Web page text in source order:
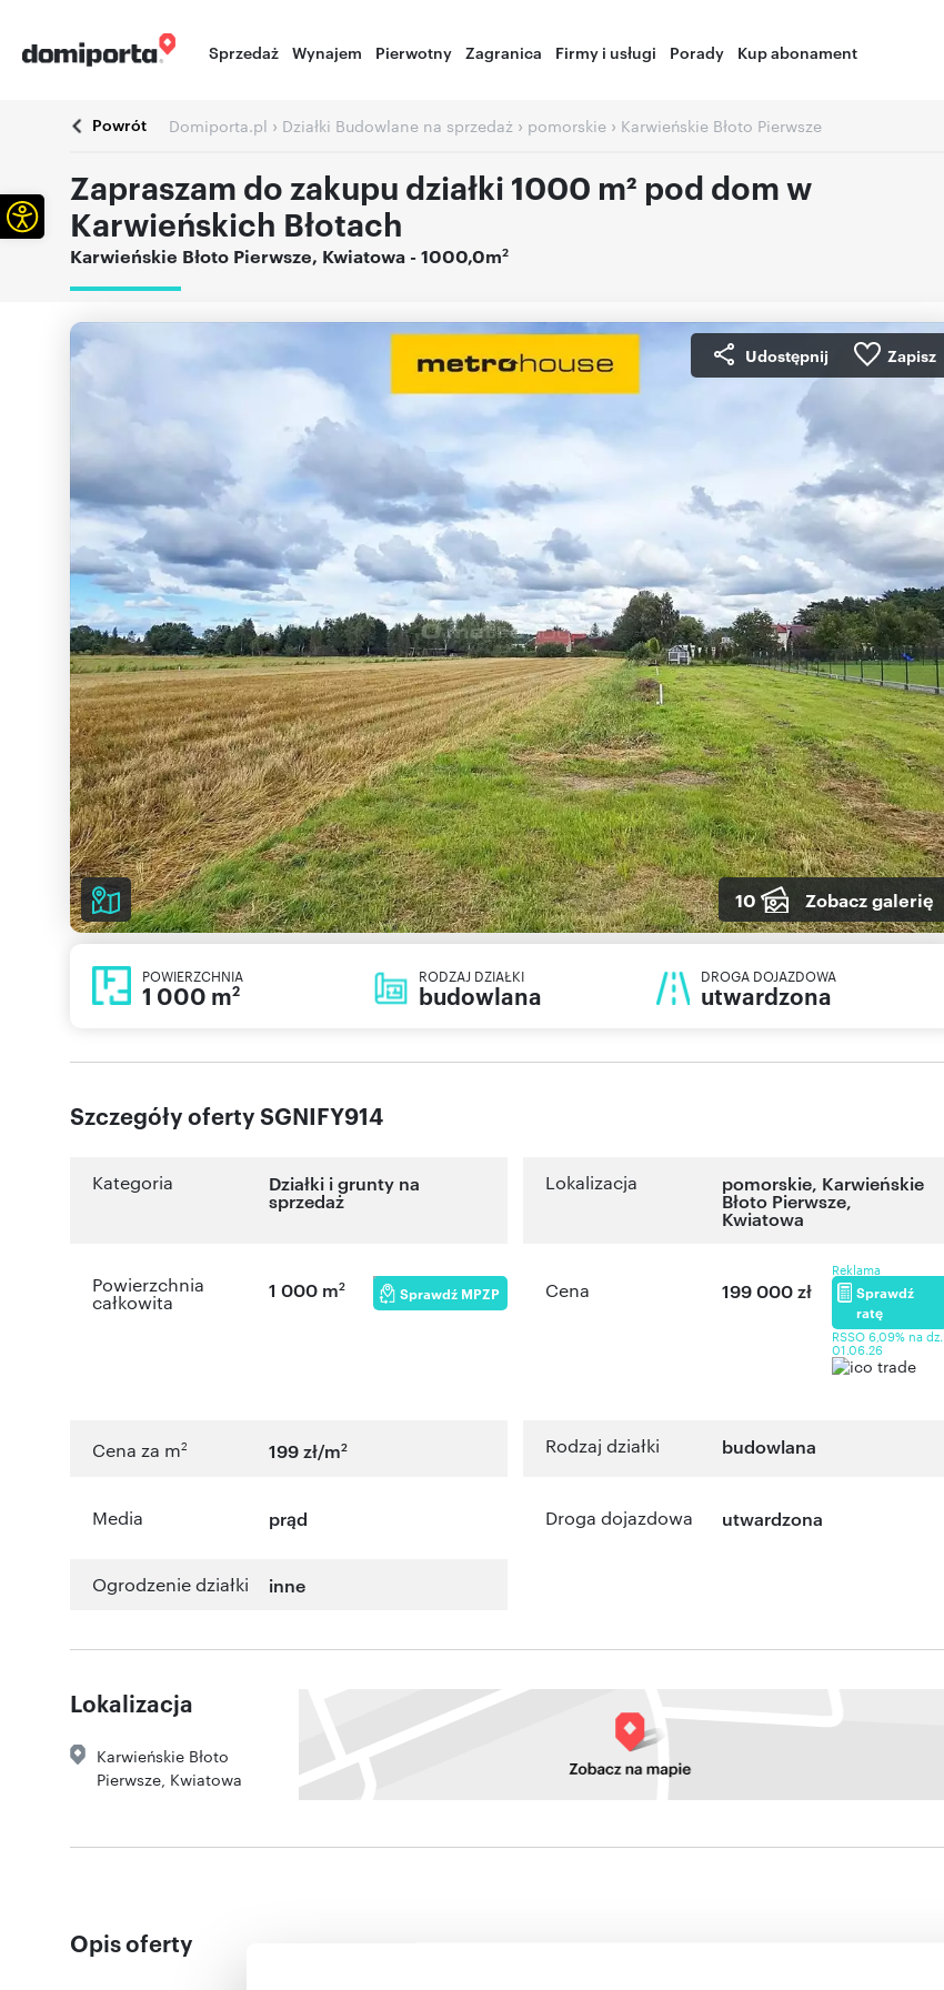
Sprzedaż Wynajem Pierwotny Zagranica Firmy i usługi Porady Kup abonament
Powrót Domiporta.pl › Działki Budowlane na sprzedaż › pomorskie › Karwieńskie Błoto Pierwsze
Zapraszam do zakupu działki 1000 m² pod dom w
Karwieńskich Błotach
Karwieńskie Błoto Pierwsze, Kwiatowa - 1000,0m2
Udostępnij Zapisz
10 Zobacz galerię
POWIERZCHNIA
1 000 m2
RODZAJ DZIAŁKI
budowlana
DROGA DOJAZDOWA
utwardzona
Szczegóły oferty SGNIFY914
Kategoria Działki i grunty na
sprzedaż
Lokalizacja pomorskie, Karwieńskie
Błoto Pierwsze,
Kwiatowa
Powierzchnia
całkowita
1 000 m2 Sprawdź MPZP Cena 199 000 zł
Reklama
Sprawdź
ratę
RSSO 6,09% na dz.
01.06.26
Cena za m2 199 zł/m2 Rodzaj działki budowlana
Media prąd Droga dojazdowa utwardzona
Ogrodzenie działki inne
Lokalizacja
Karwieńskie Błoto
Pierwsze Kwiatowa
Opis oferty
Otwórz pasek narzędzi